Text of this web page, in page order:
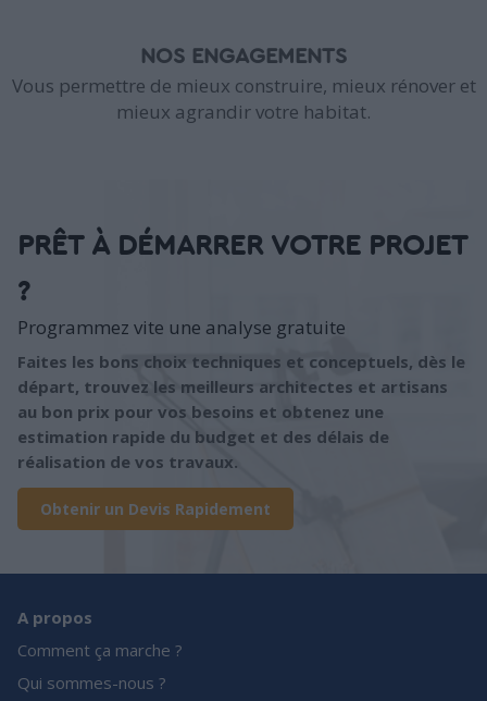
NOS ENGAGEMENTS
Vous permettre de mieux construire, mieux rénover et
mieux agrandir votre habitat.
PRÊT À DÉMARRER VOTRE PROJET
?
Programmez vite une analyse gratuite
Faites les bons choix techniques et conceptuels, dès le
départ, trouvez les meilleurs architectes et artisans
au bon prix pour vos besoins et obtenez une
estimation rapide du budget et des délais de
réalisation de vos travaux.
Obtenir un Devis Rapidement
A propos
Comment ça marche ?
Qui sommes-nous ?